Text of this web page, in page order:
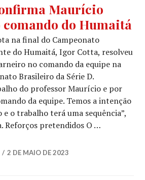
Maurício
do Humaitá
na final do Campeonato
do Humaitá, Igor Cotta, resolveu
no comando da equipe na
Brasileiro da Série D.
do professor Maurício e por
da equipe. Temos a intenção
e o trabalho terá uma sequência”,
Reforços pretendidos O …
2 DE MAIO DE 2023